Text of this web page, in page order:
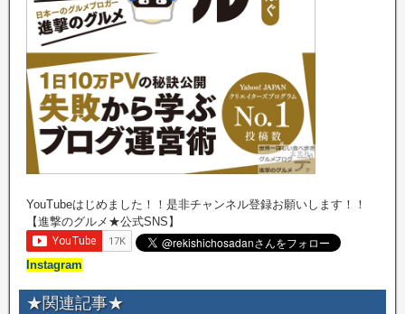
YouTubeはじめました！！是非チャンネル登録お願いします！！
【進撃のグルメ★公式SNS】
Instagram
★関連記事★